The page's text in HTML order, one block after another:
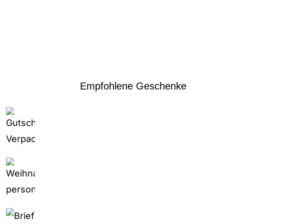
Empfohlene Geschenke